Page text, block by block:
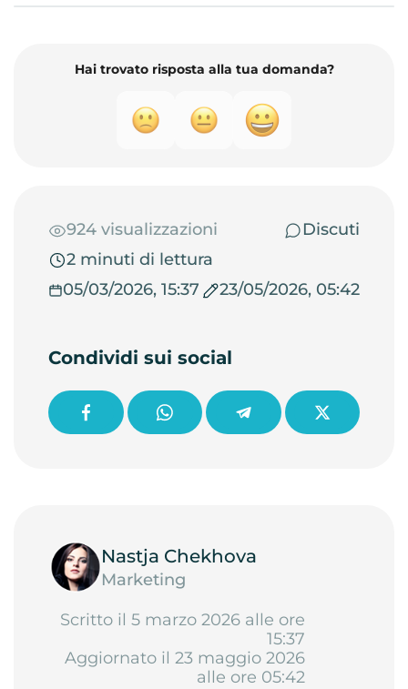
Hai trovato risposta alla tua domanda?
924 visualizzazioni
Discuti
2 minuti di lettura
05/03/2026, 15:37
23/05/2026, 05:42
Condividi sui social
Nastja Chekhova
Marketing
Scritto il 5 marzo 2026 alle ore
15:37
Aggiornato il 23 maggio 2026
alle ore 05:42